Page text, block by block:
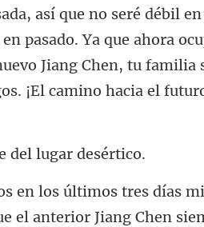
pasado. Ya que ahora
Jiang Chen, tu fa
el anterior Jiang Chen sie